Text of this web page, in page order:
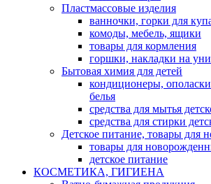
Пластмассовые изделия
ванночки, горки для
комоды, мебель, ящики
товары для кормления
горшки, накладки на
Бытовая химия для детей
кондиционеры,
белья
средства для мытья
средства для стирки
Детское питание, товары для
товары для
детское питание
КОСМЕТИКА, ГИГИЕНА